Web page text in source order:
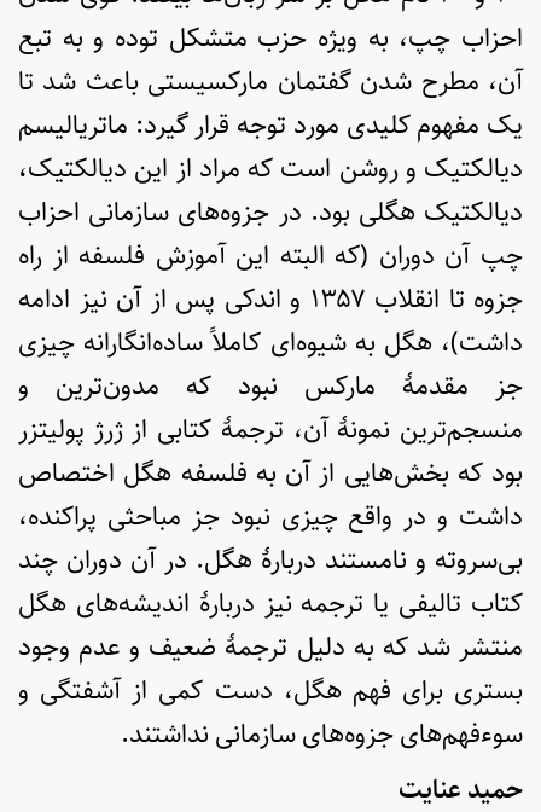
احزاب چپ، به ویژه حزب متشکل توده و به تبع
آن، مطرح شدن گفتمان مارکسیستی باعث شد تا
یک مفهوم کلیدی مورد توجه قرار گیرد: ماتریالیسم
دیالکتیک و روشن است که مراد از این دیالکتیک،
دیالکتیک هگلی بود. در جزوه‌های سازمانی احزاب
چپ آن دوران (که البته این آموزش فلسفه از راه
جزوه تا انقلاب ۱۳۵۷ و اندکی پس از آن نیز ادامه
داشت)، هگل به شیوه‌ای کاملاً ساده‌انگارانه چیزی
جز مقدمۀ مارکس نبود که مدون‌ترین و
منسجم‌ترین نمونۀ آن، ترجمۀ کتابی از ژرژ پولیتزر
بود که بخش‌هایی از آن به فلسفه هگل اختصاص
داشت و در واقع چیزی نبود جز مباحثی پراکنده،
بی‌سروته و نامستند دربارۀ هگل. در آن دوران چند
کتاب تالیفی یا ترجمه نیز دربارۀ اندیشه‌های هگل
منتشر شد که به دلیل ترجمۀ ضعیف و عدم وجود
بستری برای فهم هگل، دست کمی از آشفتگی و
سوءفهم‌های جزوه‌های سازمانی نداشتند.
حمید عنایت